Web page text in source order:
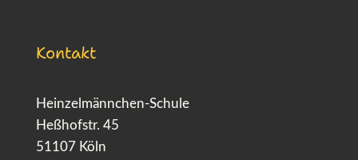
Kontakt
Heinzelmännchen-Schule
Heßhofstr. 45
51107 Köln